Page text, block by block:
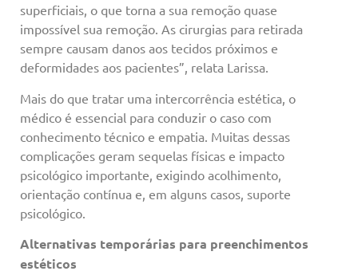
superficiais, o que torna a sua remoção quase
impossível sua remoção. As cirurgias para retirada
sempre causam danos aos tecidos próximos e
deformidades aos pacientes”, relata Larissa.
Mais do que tratar uma intercorrência estética, o
médico é essencial para conduzir o caso com
conhecimento técnico e empatia. Muitas dessas
complicações geram sequelas físicas e impacto
psicológico importante, exigindo acolhimento,
orientação contínua e, em alguns casos, suporte
psicológico.
Alternativas temporárias para preenchimentos
estéticos